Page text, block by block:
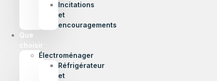
Incitations
et
encouragements
Que
choisir
Électroménager
Réfrigérateur
et